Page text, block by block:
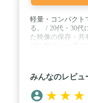
軽量・コンパクト
る。 / 20代・30代
た映像の保存・共
ーパック使用時) /
パック使用時) /
広角
時)※1:35mm判換
度:2ルクス(シー
トモード(カラー
みんなのレビュ
★ ★ ★